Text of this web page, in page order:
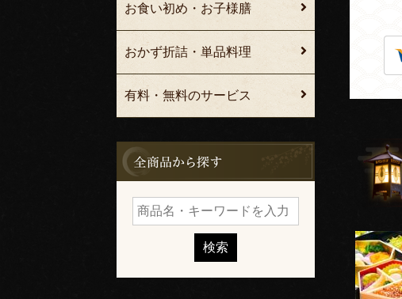
お食い初め・お子様膳
おかず折詰・単品料理
有料・無料のサービス